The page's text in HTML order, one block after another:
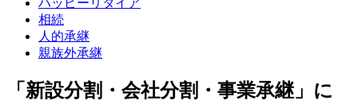
ハッピーリタイア
相続
人的承継
親族外承継
「新設分割・会社分割・事業承継」に